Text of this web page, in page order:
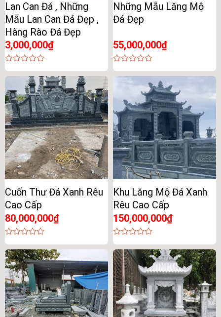
Lan Can Đá , Những
Mẫu Lan Can Đá Đẹp ,
Hàng Rào Đá Đẹp
3,000,000₫
0
out
5
Những Mẫu Lăng Mộ
Đá Đẹp
55,000,000₫
0
out
Cuốn Thư Đá Xanh Rêu
Cao Cấp
80,000,000₫
0
out
of
5
Khu Lăng Mộ Đá Xanh
Rêu Cao Cấp
150,000,000₫
0
out
of
5